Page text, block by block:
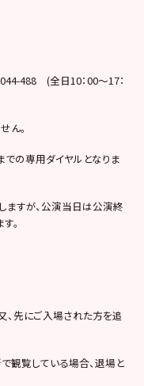
488 (全日10：00～17：
ん。
の専用ダイヤルとなりま
ますが、公演当日は公演終
。
、先にご入場された方を追
観覧している場合、退場と